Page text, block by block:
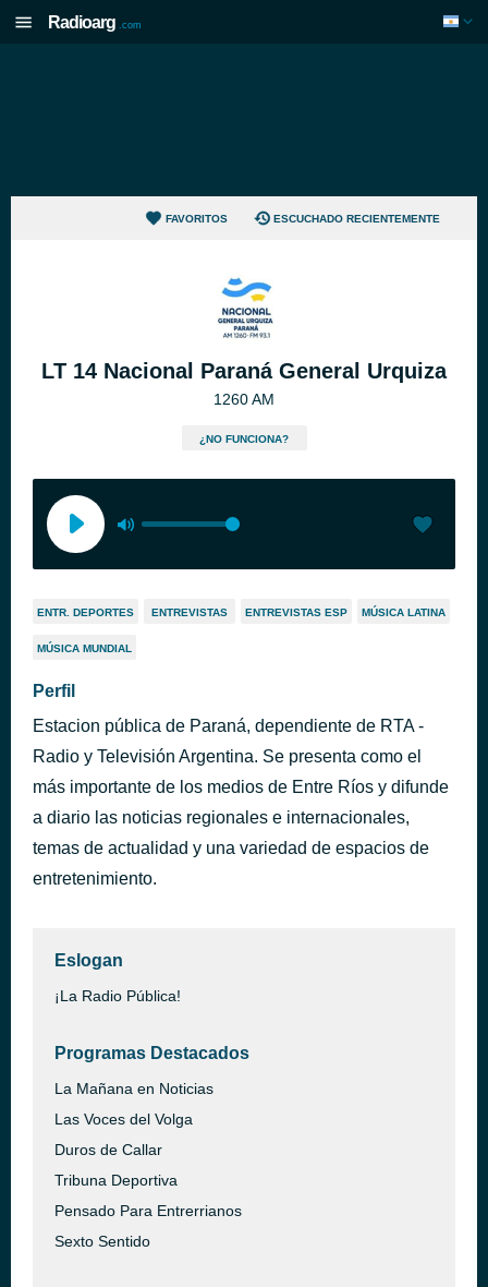
Radioarg .com
FAVORITOS ESCUCHADO RECIENTEMENTE
LT 14 Nacional Paraná General Urquiza
1260 AM
¿NO FUNCIONA?
ENTR. DEPORTES ENTREVISTAS ENTREVISTAS ESP MÚSICA LATINA
MÚSICA MUNDIAL
Perfil
Estacion pública de Paraná, dependiente de RTA -
Radio y Televisión Argentina. Se presenta como el
más importante de los medios de Entre Ríos y difunde
a diario las noticias regionales e internacionales,
temas de actualidad y una variedad de espacios de
entretenimiento.
Eslogan
¡La Radio Pública!
Programas Destacados
La Mañana en Noticias
Las Voces del Volga
Duros de Callar
Tribuna Deportiva
Pensado Para Entrerrianos
Sexto Sentido